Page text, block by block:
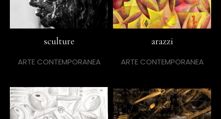
sculture
ARTE CONTEMPORANEA
arazzi
ARTE CONTEMPORANEA